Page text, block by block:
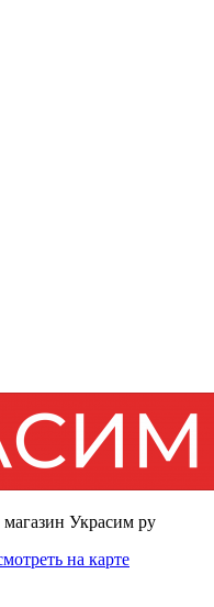
Украсим ру
на карте